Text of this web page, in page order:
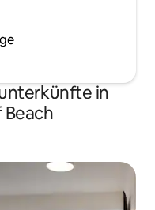
in
Beach